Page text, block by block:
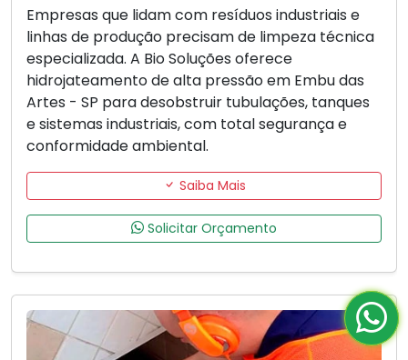
Empresas que lidam com resíduos industriais e
linhas de produção precisam de limpeza técnica
especializada. A Bio Soluções oferece
hidrojateamento de alta pressão em Embu das
Artes - SP para desobstruir tubulações, tanques
e sistemas industriais, com total segurança e
conformidade ambiental.
Saiba Mais
Solicitar Orçamento